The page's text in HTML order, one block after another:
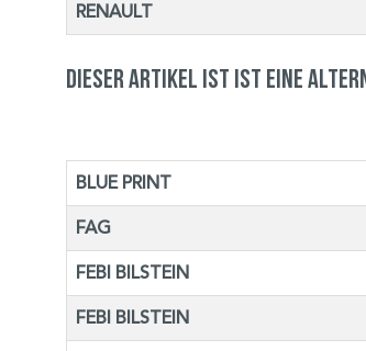
RENAULT
Dieser Artikel ist ist eine
BLUE PRINT
FAG
FEBI BILSTEIN
FEBI BILSTEIN